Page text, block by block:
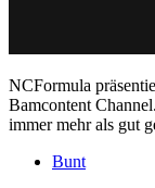
NCFormula
Bamcontent
immer mehr als gut
Bunt